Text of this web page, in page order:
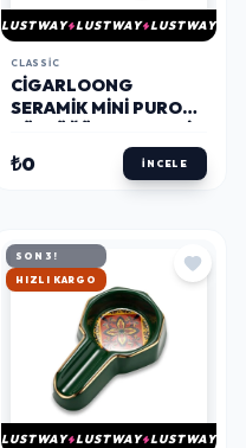
LUSTWAY LUSTWAY LUSTWAY
CLASSIC
CIGARLOONG
SERAMIK MINI PURO
₺0 İNCELE
SON 3!
HIZLI KARGO
LUSTWAY LUSTWAY LUSTWAY